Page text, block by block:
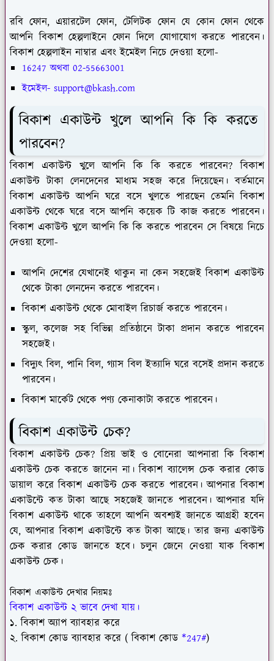
রবি ফোন, এয়ারটেল ফোন, টেলিটক ফোন যে কোন ফোন থেকে
আপনি বিকাশ হেল্পলাইনে ফোন দিলে যোগাযোগ করতে পারবেন।
বিকাশ হেল্পলাইন নাম্বার এবং ইমেইল নিচে দেওয়া হলো-
16247 অথবা 02-55663001
ইমেইল- support@bkash.com
বিকাশ একাউন্ট খুলে আপনি কি কি করতে
পারবেন?
বিকাশ একাউন্ট খুলে আপনি কি কি করতে পারবেন? বিকাশ
একাউন্ট টাকা লেনদেনের মাধ্যম সহজ করে দিয়েছেন। বর্তমানে
বিকাশ একাউন্ট আপনি ঘরে বসে খুলতে পারছেন তেমনি বিকাশ
একাউন্ট থেকে ঘরে বসে আপনি কয়েক টি কাজ করতে পারবেন।
বিকাশ একাউন্ট খুলে আপনি কি কি করতে পারবেন সে বিষয়ে নিচে
দেওয়া হলো-
আপনি দেশের যেখানেই থাকুন না কেন সহজেই বিকাশ একাউন্ট
থেকে টাকা লেনদেন করতে পারবেন।
বিকাশ একাউন্ট থেকে মোবাইল রিচার্জ করতে পারবেন।
স্কুল, কলেজ সহ বিভিন্ন প্রতিষ্ঠানে টাকা প্রদান করতে পারবেন
সহজেই।
বিদ্যুৎ বিল, পানি বিল, গ্যাস বিল ইত্যাদি ঘরে বসেই প্রদান করতে
পারবেন।
বিকাশ মার্কেট থেকে পণ্য কেনাকাটা করতে পারবেন।
বিকাশ একাউন্ট চেক?
বিকাশ একাউন্ট চেক? প্রিয় ভাই ও বোনেরা আপনারা কি বিকাশ
একাউন্ট চেক করতে জানেন না। বিকাশ ব্যালেন্স চেক করার কোড
ডায়াল করে বিকাশ একাউন্ট চেক করতে পারবেন। আপনার বিকাশ
একাউন্টে কত টাকা আছে সহজেই জানতে পারবেন। আপনার যদি
বিকাশ একাউন্ট থাকে তাহলে আপনি অবশ্যই জানতে আগ্রহী হবেন
যে, আপনার বিকাশ একাউন্টে কত টাকা আছে। তার জন্য একাউন্ট
চেক করার কোড জানতে হবে। চলুন জেনে নেওয়া যাক বিকাশ
একাউন্ট চেক।
বিকাশ একাউন্ট দেখার নিয়মঃ
বিকাশ একাউন্ট ২ ভাবে দেখা যায়।
১. বিকাশ অ্যাপ ব্যাবহার করে
২. বিকাশ কোড ব্যাবহার করে ( বিকাশ কোড *247#)